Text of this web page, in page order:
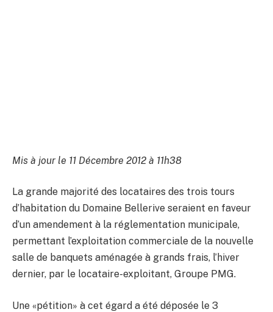
Mis à jour le 11 Décembre 2012 à 11h38
La grande majorité des locataires des trois tours
d’habitation du Domaine Bellerive seraient en faveur
d’un amendement à la réglementation municipale,
permettant l’exploitation commerciale de la nouvelle
salle de banquets aménagée à grands frais, l’hiver
dernier, par le locataire-exploitant, Groupe PMG.
Une «pétition» à cet égard a été déposée le 3